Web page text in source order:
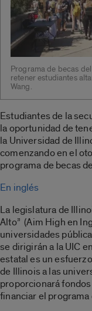
Programa de becas
retener estudiantes
Wang.
Estudiantes de la
la oportunidad de
la Universidad de
comenzando en el
programa de becas
En inglés
La legislatura de
Alto” (Aim High en
universidades
se dirigirán a la UIC
estatal es un
de Illinois a las
proporcionará
financiar el programa